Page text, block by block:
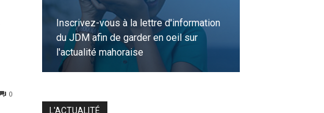
0
Inscrivez-vous à la lettre d'information
du JDM afin de garder en oeil sur
l'actualité mahoraise
L'ACTUALITÉ